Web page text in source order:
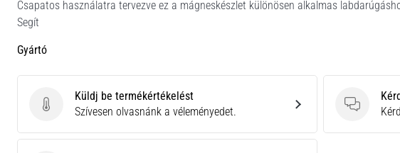
Csapatos használatra tervezve ez a mágneskészlet különösen alkalmas
Segít
Gyártó
Küldj be termékértékelést
Küldj be termékértékelést
Szívesen olvasnánk a véleményedet.
Kérdések